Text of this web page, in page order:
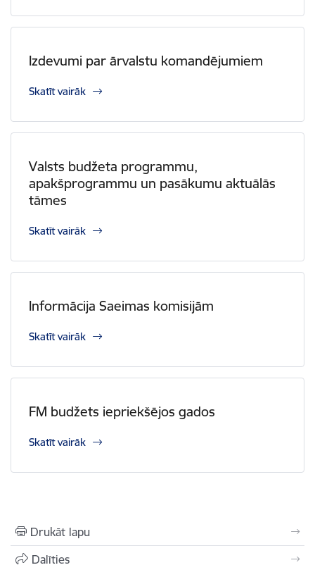
Izdevumi par ārvalstu komandējumiem
Skatīt vairāk
Valsts budžeta programmu,
apakšprogrammu un pasākumu aktuālās
tāmes
Skatīt vairāk
Informācija Saeimas komisijām
Skatīt vairāk
FM budžets iepriekšējos gados
Skatīt vairāk
Drukāt lapu
Dalīties